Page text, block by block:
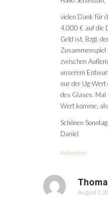
vielen Dank für
4.000 € auf die
Geld ist. Bzgl.
zwischen
unserem
nur der Ug-Wert
des Glases. Mal
Wert komme,
Schönen
Daniel
Antworten
sagte:
August 7,